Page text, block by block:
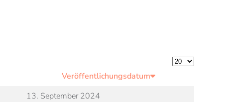
Anzeige #
Veröffentlichungsdatum
13. September 2024